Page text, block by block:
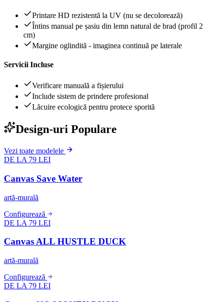
Printare HD rezistentă la UV (nu se decolorează)
Întins manual pe șasiu din lemn natural de brad (profil 2
cm)
Margine oglindită - imaginea continuă pe laterale
Servicii Incluse
Verificare manuală a fișierului
Include sistem de prindere profesional
Lăcuire ecologică pentru protece sporită
Design-uri Populare
Vezi toate modelele
DE LA 79 LEI
Canvas Save Water
artă-murală
Configurează
DE LA 79 LEI
Canvas ALL HUSTLE DUCK
artă-murală
Configurează
DE LA 79 LEI